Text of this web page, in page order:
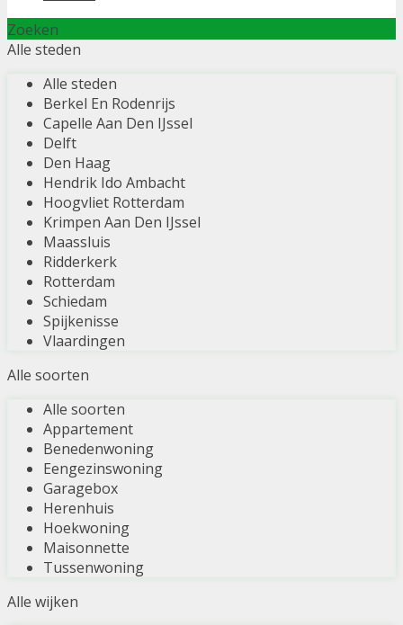
Zoeken
Alle steden
Alle steden
Berkel En Rodenrijs
Capelle Aan Den IJssel
Delft
Den Haag
Hendrik Ido Ambacht
Hoogvliet Rotterdam
Krimpen Aan Den IJssel
Maassluis
Ridderkerk
Rotterdam
Schiedam
Spijkenisse
Vlaardingen
Alle soorten
Alle soorten
Appartement
Benedenwoning
Eengezinswoning
Garagebox
Herenhuis
Hoekwoning
Maisonnette
Tussenwoning
Alle wijken